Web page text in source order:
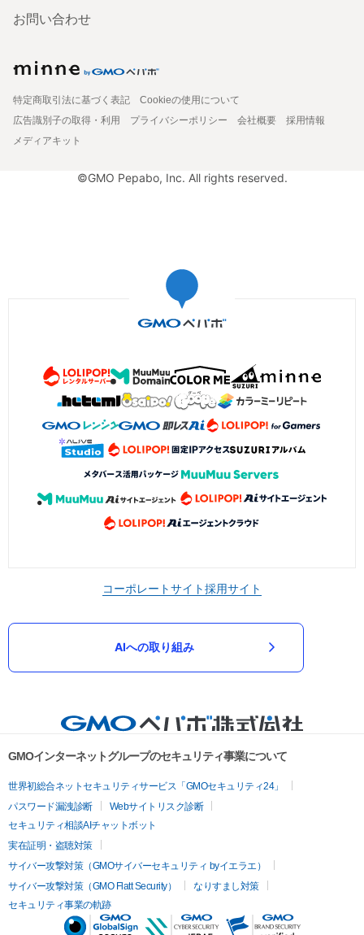
お問い合わせ
特定商取引法に基づく表記
Cookieの使用について
広告識別子の取得・利用
プライバシーポリシー 会社概要
採用情報
メディアキット
©GMO Pepabo, Inc. All rights reserved.
コーポレートサイト採用サイト
AIへの取り組み
GMOインターネットグループのセキュリティ事業について
世界初総合ネットセキュリティサービス「GMOセキュリティ24」
パスワード漏洩診断
Webサイトリスク診断
セキュリティ相談AIチャットボット
実在証明・盗聴対策
サイバー攻撃対策（GMOサイバーセキュリティ byイエラエ）
サイバー攻撃対策（GMO Flatt Security）
なりすまし対策
セキュリティ事業の軌跡